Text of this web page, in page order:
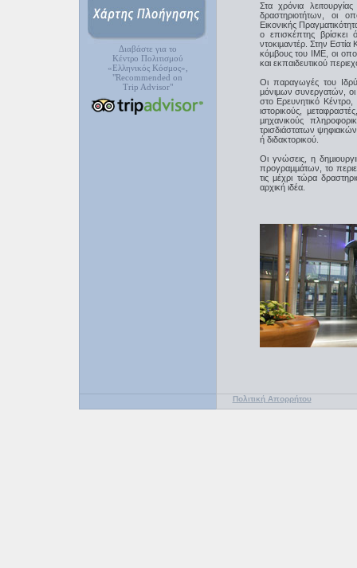
Διαβάστε για το
Κέντρο Πολιτισμού
«Ελληνικός Κόσμος»,
"Recommended on
Trip Advisor"
Στα χρόνια
δραστηριοτήτων, οι
Εικονικής
ο επισκέπτης βρίσκει
ντοκιµαντέρ. Στην
κόµβους του ΙΜΕ, οι
και εκπαιδευτικού
Οι παραγωγές του
µόνιµων συνεργατών, οι
στο Ερευνητικό
ιστορικούς,
µηχανικούς
τρισδιάστατων
ή διδακτορικού.
Οι γνώσεις, η
προγραµµάτων, το
τις µέχρι τώρα
αρχική ιδέα.
Πολιτική Απορρήτου